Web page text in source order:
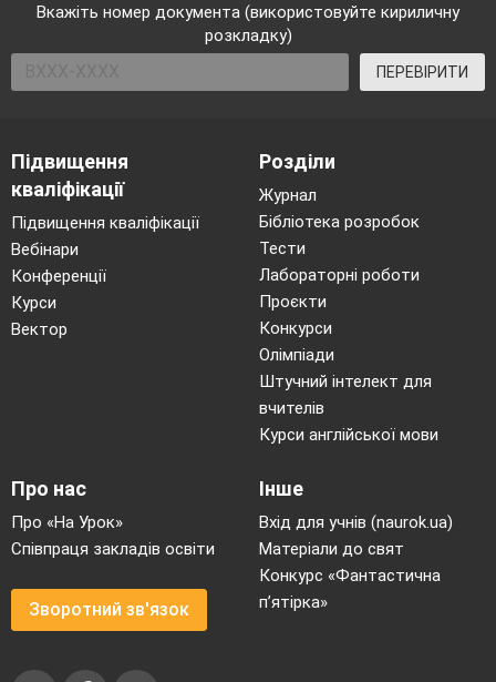
Вкажіть номер документа (використовуйте кириличну
розкладку)
ПЕРЕВІРИТИ
Підвищення
кваліфікації
Підвищення кваліфікації
Вебінари
Конференції
Курси
Вектор
Розділи
Журнал
Бібліотека розробок
Тести
Лабораторні роботи
Проєкти
Конкурси
Олімпіади
Штучний інтелект для
вчителів
Курси англійської мови
Про нас
Про «На Урок»
Співпраця закладів освіти
Зворотний зв'язок
Інше
Вхід для учнів (naurok.ua)
Матеріали до свят
Конкурс «Фантастична
п’ятірка»